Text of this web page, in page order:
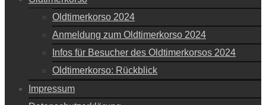
Oldtimerkorso 2024
Anmeldung zum Oldtimerkorso 2024
Infos für Besucher des Oldtimerkorsos 2024
Oldtimerkorso: Rückblick
Impressum